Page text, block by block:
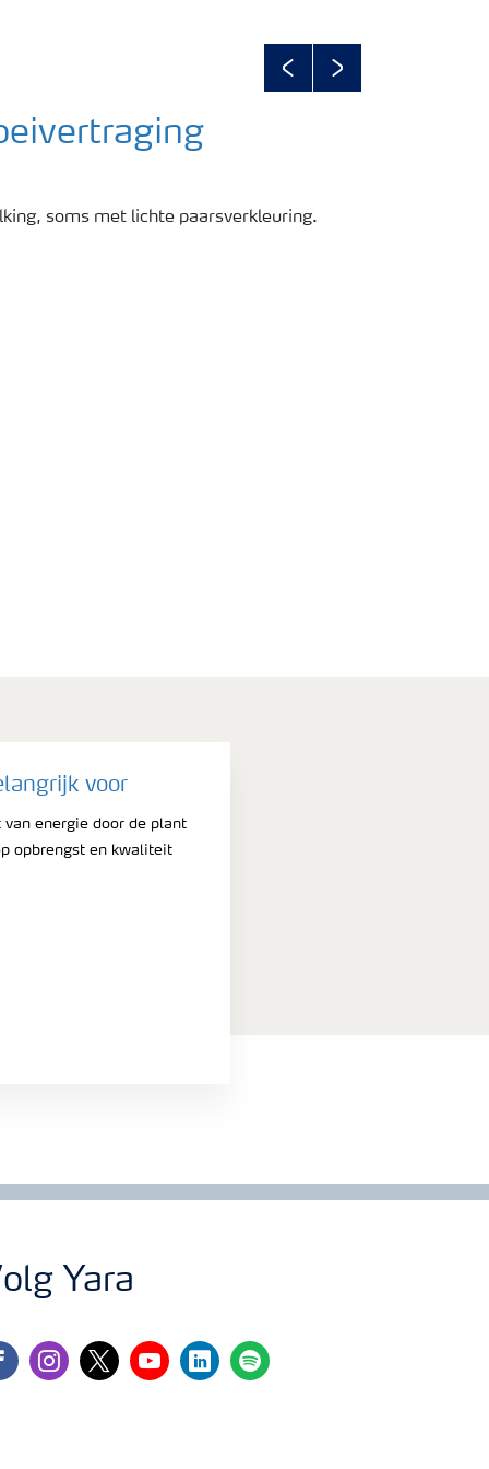
PreviousNext
soms met lichte paarsverkleuring.
voor
energie door de plant
opbrengst en kwaliteit
Yara
instagram
twitteryoutubelinkedinspotify